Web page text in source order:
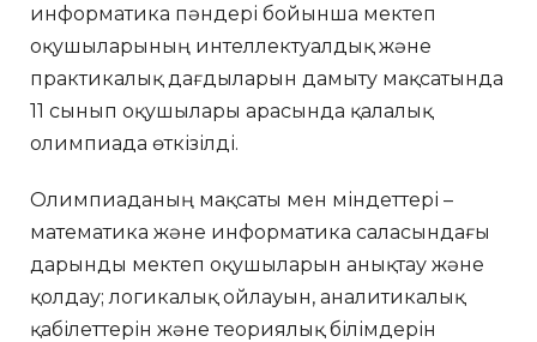
информатика пәндері бойынша мектеп
оқушыларының интеллектуалдық және
практикалық дағдыларын дамыту мақсатында
11 сынып оқушылары арасында қалалық
олимпиада өткізілді.
Олимпиаданың мақсаты мен міндеттері –
математика және информатика саласындағы
дарынды мектеп оқушыларын анықтау және
қолдау; логикалық ойлауын, аналитикалық
қабілеттерін және теориялық білімдерін